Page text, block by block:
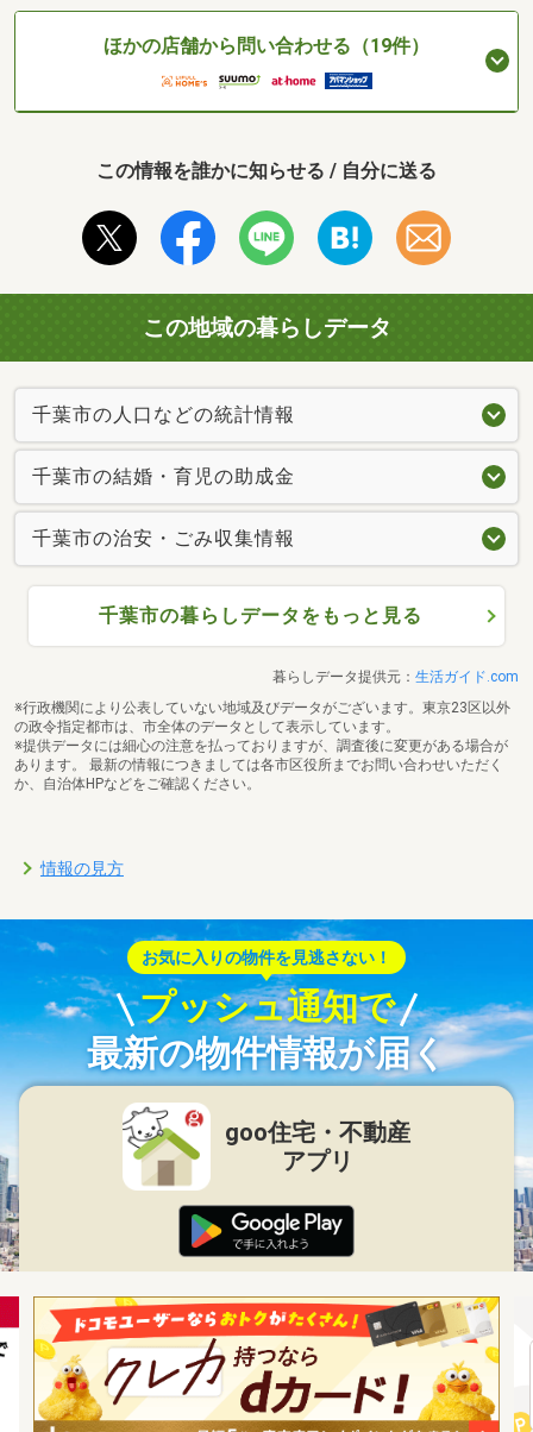
ほかの店舗から問い合わせる（19件）
この情報を誰かに知らせる / 自分に送る
この地域の暮らしデータ
千葉市の人口などの統計情報
千葉市の結婚・育児の助成金
千葉市の治安・ごみ収集情報
千葉市の暮らしデータをもっと見る
暮らしデータ提供元： 生活ガイド.com
※行政機関により公表していない地域及びデータがございます。東京23区以外
の政令指定都市は、市全体のデータとして表示しています。
※提供データには細心の注意を払っておりますが、調査後に変更がある場合が
あります。 最新の情報につきましては各市区役所までお問い合わせいただく
か、自治体HPなどをご確認ください。
情報の見方
お気に入りの物件を見逃さない！
プッシュ通知で
最新の物件情報が届く
goo住宅・不動産
アプリ